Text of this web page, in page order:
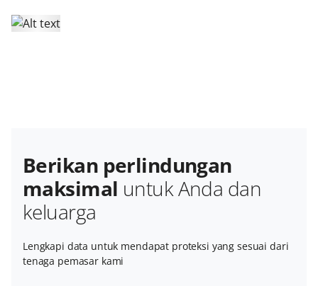
Berikan perlindungan
maksimal untuk Anda dan
keluarga
Lengkapi data untuk mendapat proteksi yang sesuai dari
tenaga pemasar kami